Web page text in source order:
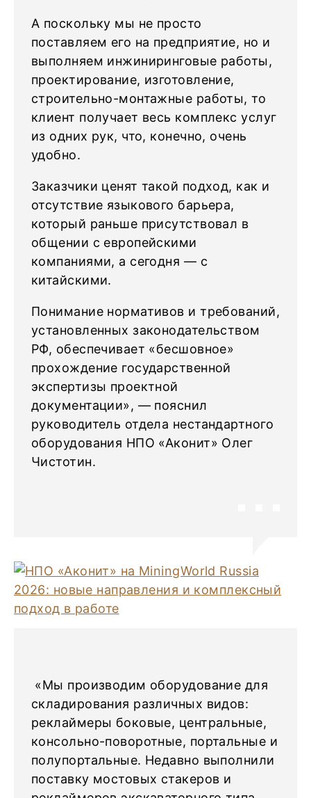
А поскольку мы не просто
поставляем его на предприятие, но и
выполняем инжиниринговые работы,
проектирование, изготовление,
строительно-монтажные работы, то
клиент получает весь комплекс услуг
из одних рук, что, конечно, очень
удобно.
Заказчики ценят такой подход, как и
отсутствие языкового барьера,
который раньше присутствовал в
общении с европейскими
компаниями, а сегодня — с
китайскими.
Понимание нормативов и требований,
установленных законодательством
РФ, обеспечивает «бесшовное»
прохождение государственной
экспертизы проектной
документации», — пояснил
руководитель отдела нестандартного
оборудования НПО «Аконит» Олег
Чистотин.
«Мы производим оборудование для
складирования различных видов:
реклаймеры боковые, центральные,
консольно-поворотные, портальные и
полупортальные. Недавно выполнили
поставку мостовых стакеров и